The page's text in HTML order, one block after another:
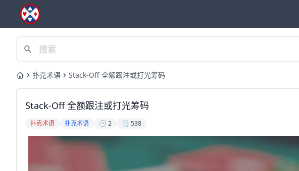
Home扑克术语 Stack-Off 全额跟注或打光筹码
Stack-Off 全额跟注或打光筹码
扑克术语 扑克术语 🕒 2 🗒️ 538